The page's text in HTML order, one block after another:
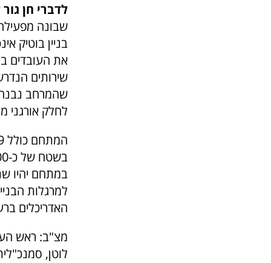
לדברי חן
שבונה
בניין בוטיק
את העובדים
שירותים
שהמרחב נבנה
לחלק אורגני
במתחם יהיו
למרגלות
האדריכלים
מצ"ב: ראש
לוטן,